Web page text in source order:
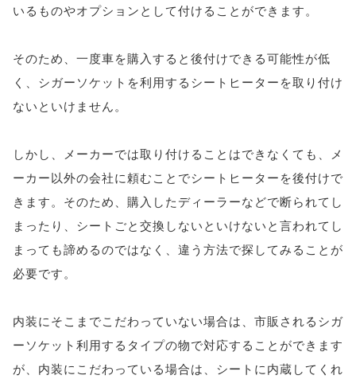
いるものやオプションとして付けることができます。
そのため、一度車を購入すると後付けできる可能性が低
く、シガーソケットを利用するシートヒーターを取り付け
ないといけません。
しかし、メーカーでは取り付けることはできなくても、メ
ーカー以外の会社に頼むことでシートヒーターを後付けで
きます。そのため、購入したディーラーなどで断られてし
まったり、シートごと交換しないといけないと言われてし
まっても諦めるのではなく、違う方法で探してみることが
必要です。
内装にそこまでこだわっていない場合は、市販されるシガ
ーソケット利用するタイプの物で対応することができます
が、内装にこだわっている場合は、シートに内蔵してくれ